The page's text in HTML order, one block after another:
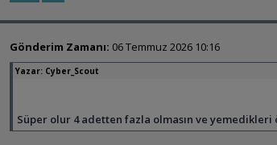
Gönderim Zamanı: 06 Temmuz 2026 10:16
Yazar: Cyber_Scout
Süper olur 4 adetten fazla olmasın ve yemedikleri